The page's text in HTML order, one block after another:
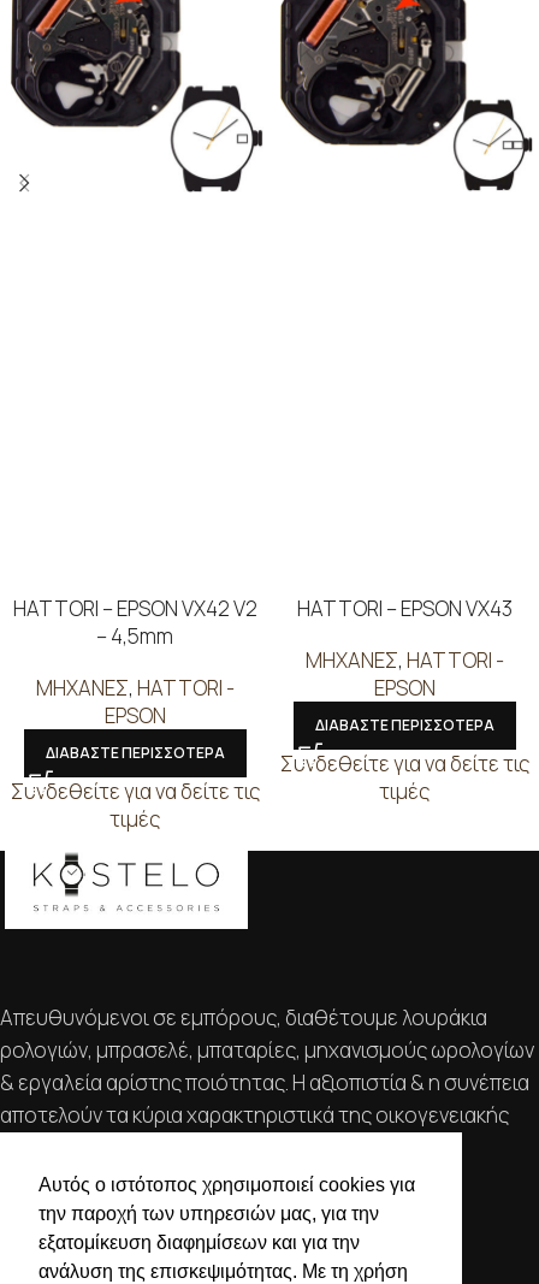
Αυτός ο ιστότοπος χρησιμοποιεί cookies για
την παροχή των υπηρεσιών μας, για την
εξατομίκευση διαφημίσεων και για την
ανάλυση της επισκεψιμότητας. Με τη χρήση
HATTORI – EPSON VX42 V2
– 4,5mm
ΜΗΧΑΝΕΣ, HATTORI -
EPSON
ΔΙΑΒΑΣΤΕ ΠΕΡΙΣΣΟΤΕΡΑ
Συνδεθείτε για να δείτε τις
τιμές
HATTORI – EPSON VX43
ΜΗΧΑΝΕΣ, HATTORI -
EPSON
ΔΙΑΒΑΣΤΕ ΠΕΡΙΣΣΟΤΕΡΑ
Συνδεθείτε για να δείτε τις
τιμές
Απευθυνόμενοι σε εμπόρους, διαθέτουμε λουράκια
ρολογιών, μπρασελέ, μπαταρίες, μηχανισμούς ωρολογίων
& εργαλεία αρίστης ποιότητας. Η αξιοπιστία & η συνέπεια
αποτελούν τα κύρια χαρακτηριστικά της οικογενειακής
ΧΡΗΣΙΜΕΣ ΠΛΗΡΟΦΟΡΙΕΣ
ΕΠΙΚΟΙΝΩΝΙΑ